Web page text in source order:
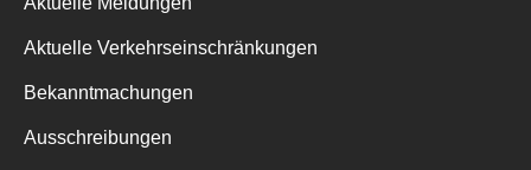
Aktuelle Verkehrseinschränkungen
Bekanntmachungen
Ausschreibungen